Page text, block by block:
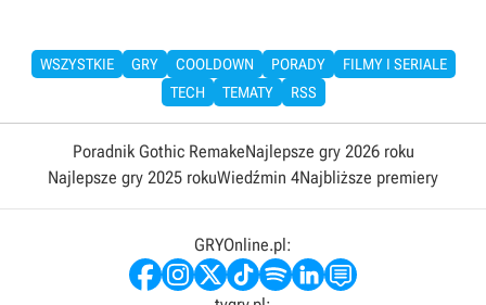
WSZYSTKIE GRY COOLDOWN PORADY
FILMY I SERIALE
TECH
TEMATY RSS
Poradnik Gothic RemakeNajlepsze gry 2026 roku
Najlepsze gry 2025 rokuWiedźmin 4Najbliższe premiery
GRYOnline.pl: